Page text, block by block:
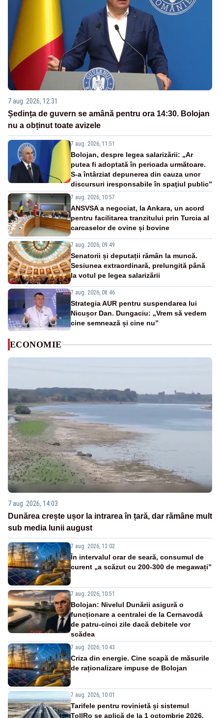
7 aug. 2026, 12:31
Ședința de guvern se amână pentru ora 14:30. Bolojan
nu a obținut toate avizele
7 aug. 2026, 11:51
Bolojan, despre legea salarizării: „Ar
putea fi adoptată în perioada următoare.
S-a întârziat depunerea din cauza unor
discursuri iresponsabile în spaţiul public”
7 aug. 2026, 10:57
ANSVSA a negociat, la Ankara, un acord
pentru facilitarea tranzitului prin Turcia al
carcaselor de ovine și bovine
7 aug. 2026, 09:49
Senatorii și deputații rămân la muncă.
Sesiunea extraordinară, prelungită până
la votul pe legea salarizării
7 aug. 2026, 08:46
Strategia AUR pentru suspendarea lui
Nicușor Dan. Dungaciu: „Vrem să vedem
cine semnează și cine nu”
ECONOMIE
7 aug. 2026, 14:03
Dunărea crește ușor la intrarea în țară, dar rămâne mult
sub media lunii august
7 aug. 2026, 13:02
În intervalul orar de seară, consumul de
curent „a scăzut cu 200-300 de megawați”
7 aug. 2026, 10:51
Bolojan: Nivelul Dunării asigură o
funcționare a centralei de la Cernavodă
de patru-cinci zile dacă debitele vor
scădea
7 aug. 2026, 10:43
Criza din energie. Cine scapă de măsurile
de raționalizare impuse de Bolojan
7 aug. 2026, 10:01
Tarifele pentru rovinietă și sistemul
TollRo se aplică de la 1 octombrie 2026.